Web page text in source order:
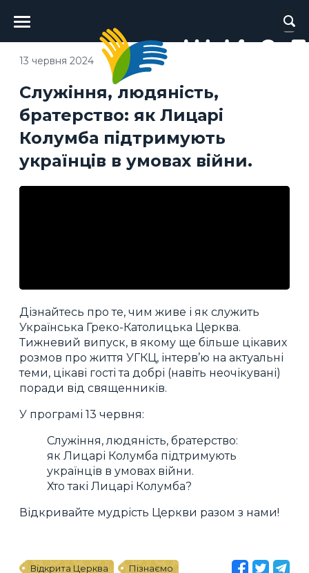
Головне
меню
Служіння, людяність,
братерство: як Лицарі
Колумба підтримують
українців в умовах війни.
13 червня 2024
Дізнайтесь про те, чим живе і як служить
Українська Греко-Католицька Церква.
Тижневий випуск, в якому ще більше цікавих
розмов про життя УГКЦ, інтерв’ю на актуальні
теми, цікаві гості та добрі (навіть неочікувані)
поради від священників.
У програмі 13 червня:
Служіння, людяність, братерство:
як Лицарі Колумба підтримують
українців в умовах війни.
Хто такі Лицарі Колумба?
Відкривайте мудрість Церкви разом з нами!
Відкрита Церква Пізнаємо